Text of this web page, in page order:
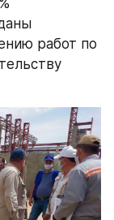
работ по